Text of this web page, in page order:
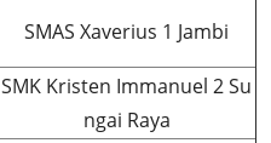
SMAS Xaverius 1 Jambi
SMK Kristen Immanuel 2 Su
ngai Raya